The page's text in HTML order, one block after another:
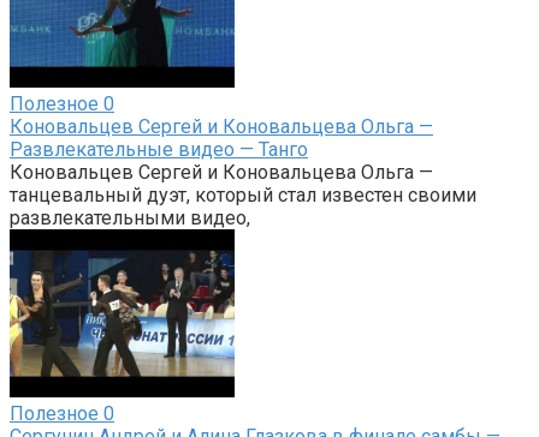
Полезное 0
Коновальцев Сергей и Коновальцева Ольга —
Развлекательные видео — Танго
Коновальцев Сергей и Коновальцева Ольга —
танцевальный дуэт, который стал известен своими
развлекательными видео,
Полезное 0